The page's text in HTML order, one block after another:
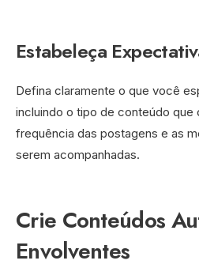
Estabeleça
Defina claramente o que você
incluindo o tipo de conteúdo que
frequência das postagens e as
serem acompanhadas.
Crie Conteúdos
Envolventes